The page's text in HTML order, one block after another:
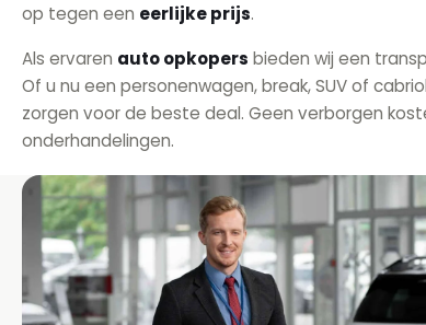
op tegen een eerlijke prijs.
Als ervaren auto opkopers bieden wij een
Of u nu een personenwagen, break, SUV of
zorgen voor de beste deal. Geen verborgen
onderhandelingen.